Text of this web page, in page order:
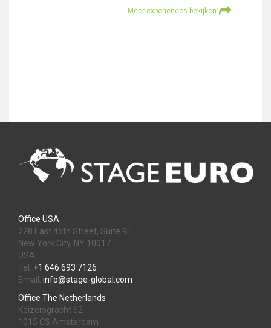
Meer experiences bekijken
Office USA
228 East 45th Street, Suite 9E
New York City, NY 10017
USA
Tel: +1 646 693 7126
Email: info@stage-global.com
Office The Netherlands
Keizersgracht 62
1015 CS Amsterdam